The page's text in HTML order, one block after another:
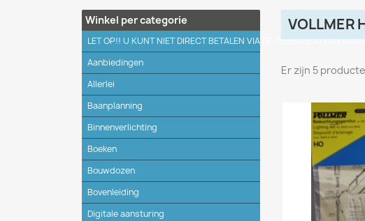
Winkel per categorie
LET OP!! U KUNT NIET DIRECT BETALEN VIA DE WEBSITE, U
Aanbiedingen
Allerlei
Baanplanning
Binnenverlichting
Boeken
Bouwdozen
Bovenleiding
Digitale aansturing
VOLLMER
Er zijn 5